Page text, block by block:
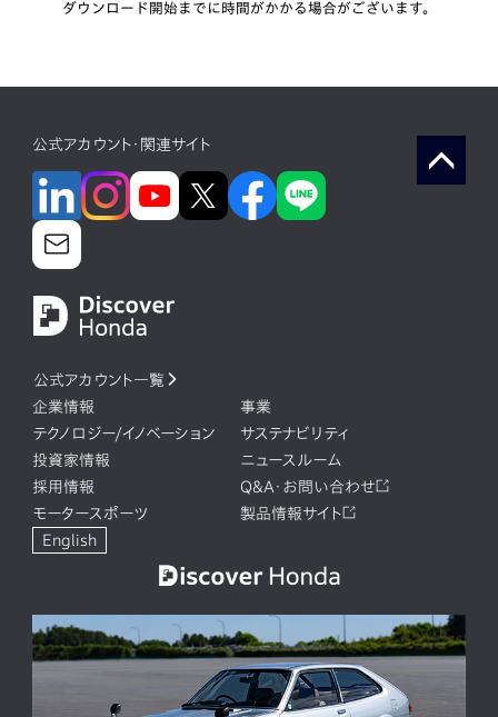
ダウンロード開始までに時間がかかる場合がございます。
公式アカウント・関連サイト
公式アカウント一覧
企業情報
事業
テクノロジー/イノベーション
サステナビリティ
投資家情報
ニュースルーム
採用情報
Q&A・お問い合わせ
モータースポーツ
製品情報サイト
English